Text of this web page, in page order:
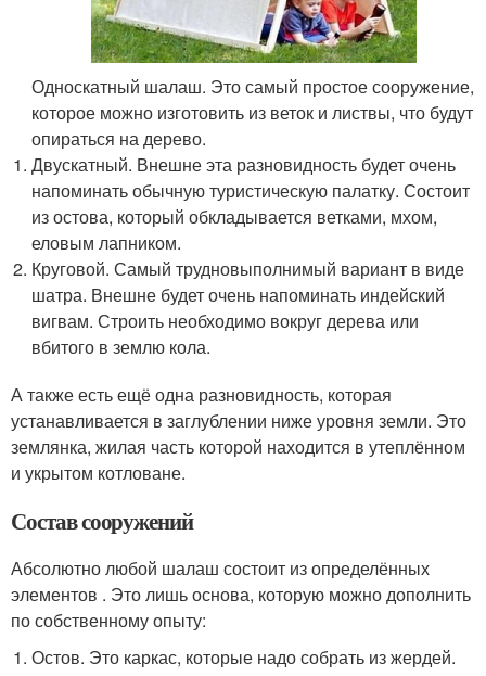
Односкатный шалаш. Это самый простое сооружение,
которое можно изготовить из веток и листвы, что будут
опираться на дерево.
Двускатный. Внешне эта разновидность будет очень
напоминать обычную туристическую палатку. Состоит
из остова, который обкладывается ветками, мхом,
еловым лапником.
Круговой. Самый трудновыполнимый вариант в виде
шатра. Внешне будет очень напоминать индейский
вигвам. Строить необходимо вокруг дерева или
вбитого в землю кола.
А также есть ещё одна разновидность, которая
устанавливается в заглублении ниже уровня земли. Это
землянка, жилая часть которой находится в утеплённом
и укрытом котловане.
Состав сооружений
Абсолютно любой шалаш состоит из определённых
элементов . Это лишь основа, которую можно дополнить
по собственному опыту:
Остов. Это каркас, которые надо собрать из жердей.